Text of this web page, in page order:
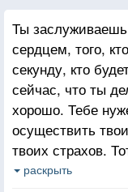
Ты заслуживаешь
сердцем, того,
секунду, кто
сейчас, что ты
хорошо. Тебе
осуществить
твоих страхов.
тебя как ты есть,
раскрыть